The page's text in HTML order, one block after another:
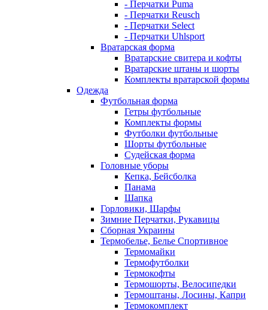
- Перчатки Puma
- Перчатки Reusch
- Перчатки Select
- Перчатки Uhlsport
Вратарская форма
Вратарские свитера и кофты
Вратарские штаны и шорты
Комплекты вратарской формы
Одежда
Футбольная форма
Гетры футбольные
Комплекты формы
Футболки футбольные
Шорты футбольные
Судейская форма
Головные уборы
Кепка, Бейсболка
Панама
Шапка
Горловики, Шарфы
Зимние Перчатки, Рукавицы
Сборная Украины
Термобелье, Белье Спортивное
Термомайки
Термофутболки
Термокофты
Термошорты, Велосипедки
Термоштаны, Лосины, Капри
Термокомплект